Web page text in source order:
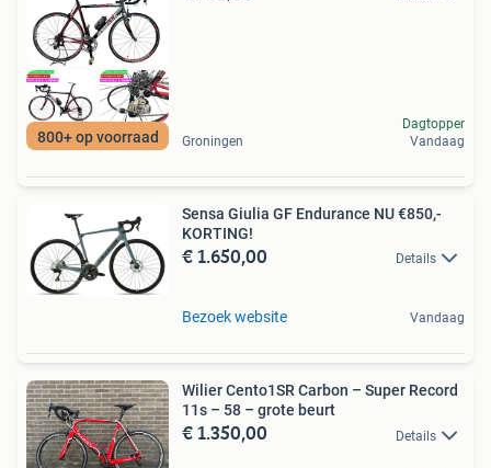
800+ op voorraad Groningen
Dagtopper
Vandaag
Sensa Giulia GF Endurance NU €850,-
KORTING!
€ 1.650,00 Details
Bezoek website Vandaag
Wilier Cento1SR Carbon – Super Record
11s – 58 – grote beurt
€ 1.350,00 Details